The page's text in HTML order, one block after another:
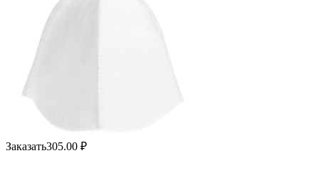
Заказать305.00 ₽